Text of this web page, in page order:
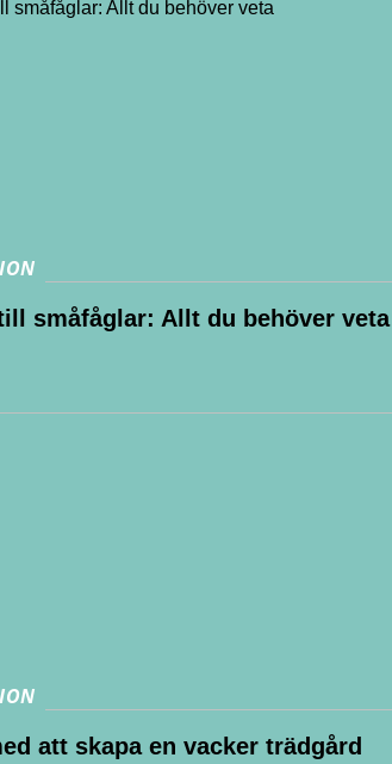
småfåglar: Allt du behöver veta
att skapa en vacker trädgård